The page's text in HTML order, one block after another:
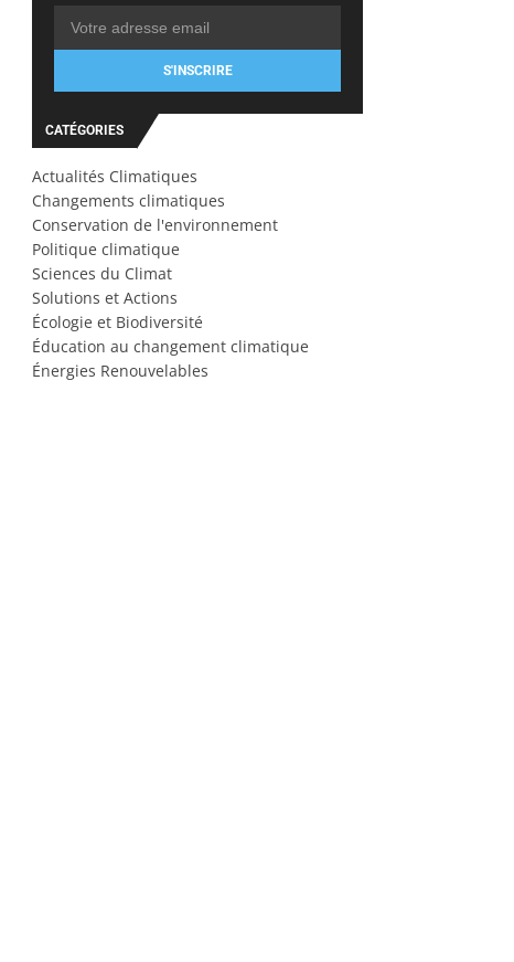
S'INSCRIRE
CATÉGORIES
Actualités Climatiques
Changements climatiques
Conservation de l'environnement
Politique climatique
Sciences du Climat
Solutions et Actions
Écologie et Biodiversité
Éducation au changement climatique
Énergies Renouvelables